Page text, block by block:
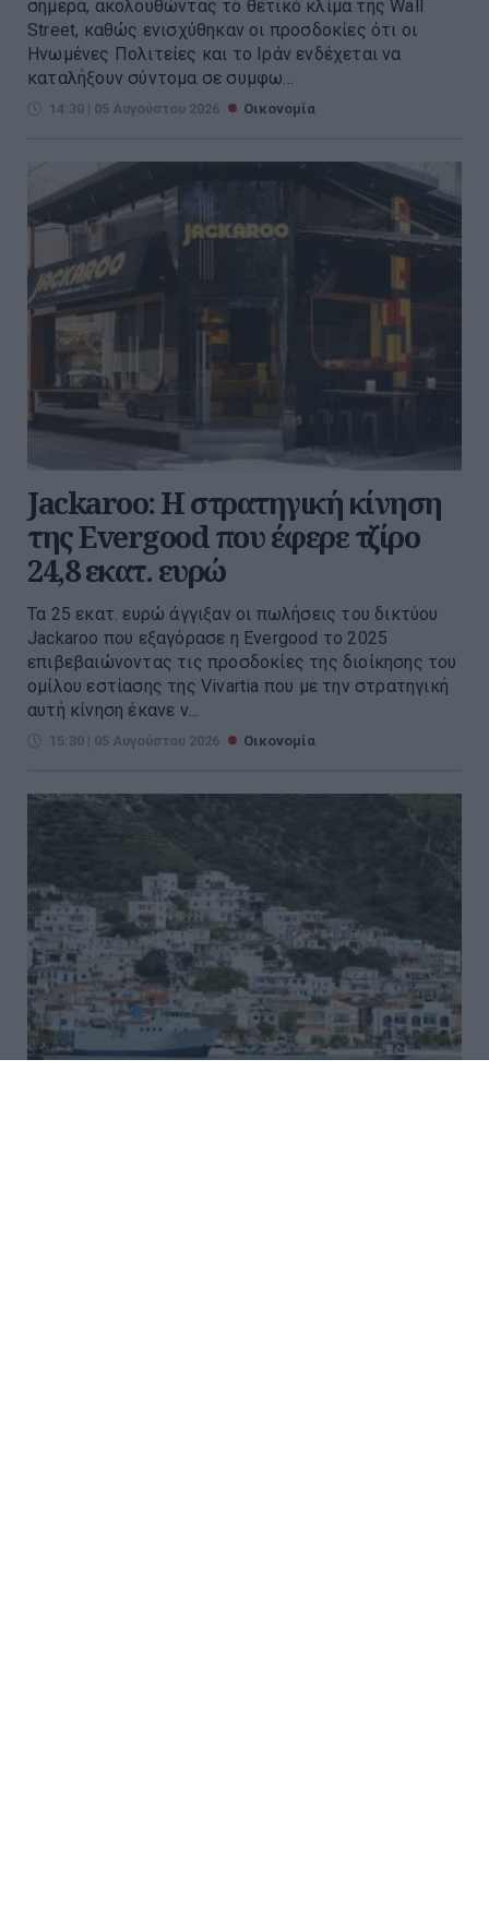
σήμερα, ακολουθώντας το θετικό κλίμα της Wall
Street, καθώς ενισχύθηκαν οι προσδοκίες ότι οι
Ηνωμένες Πολιτείες και το Ιράν ενδέχεται να
καταλήξουν σύντομα σε συμφω...
14:30 | 05 Αυγούστου 2026 Οικονομία
Jackaroo: Η στρατηγική κίνηση
της Evergood που έφερε τζίρο
24,8 εκατ. ευρώ
Τα 25 εκατ. ευρώ άγγιξαν οι πωλήσεις του δικτύου
Jackaroo που εξαγόρασε η Evergood το 2025
επιβεβαιώνοντας τις προσδοκίες της διοίκησης του
ομίλου εστίασης της Vivartia που με την στρατηγική
αυτή κίνηση έκανε ν...
15:30 | 05 Αυγούστου 2026 Οικονομία